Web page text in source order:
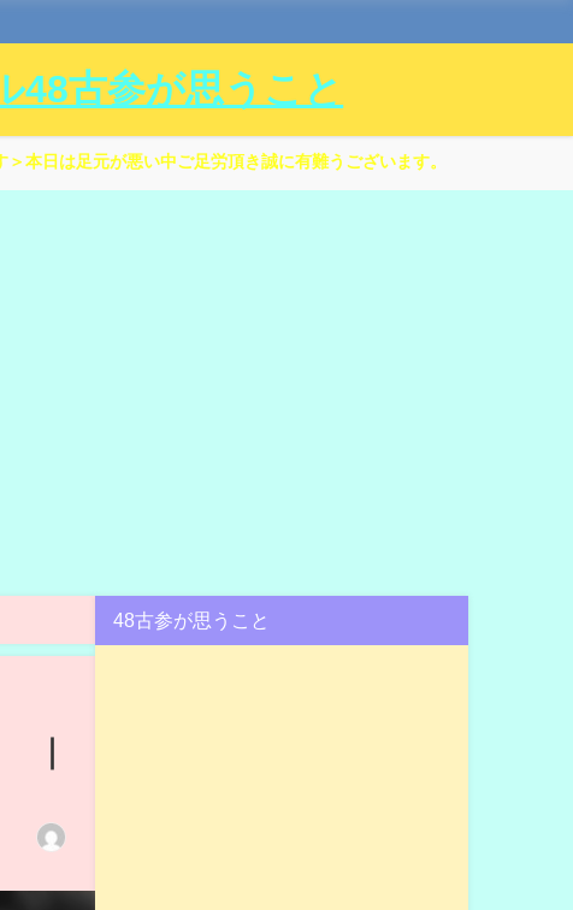
48古参が思うこと
本日は足元が悪い中ご足労頂き誠に有難うございます。
｜
48古参が思うこと